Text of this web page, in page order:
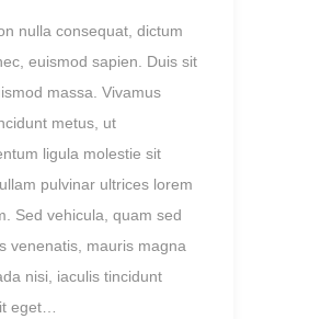
nulla consequat, dictum
euismod sapien. Duis sit
massa. Vivamus
metus, ut
ligula molestie sit
pulvinar ultrices lorem
Sed vehicula, quam sed
venenatis, mauris magna
nisi, iaculis tincidunt
eget…